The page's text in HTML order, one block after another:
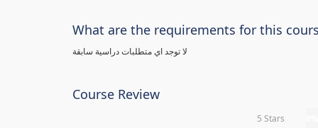
What are the requirements for this
لا توجد اي متطلبات دراسية سابقة
Course Review
5 Stars